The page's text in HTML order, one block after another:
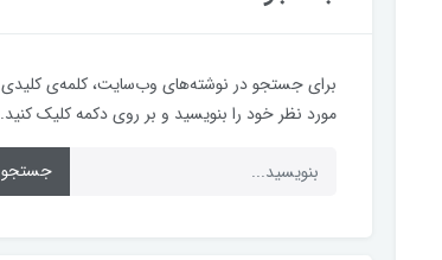
برای جستجو در نوشته‌های وب‌سایت، کلمه‌ی کلیدی
مورد نظر خود را بنویسید و بر روی دکمه کلیک کنید.
جستجو